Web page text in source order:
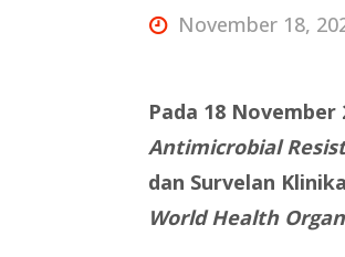
November 18,
Pada 18
Antimicrobial
dan Survelan
World Health